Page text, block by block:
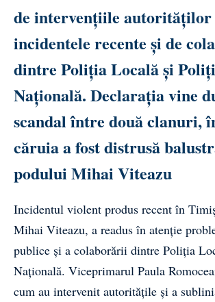
de intervențiile
incidentele recente și de
dintre Poliția Locală și
Națională. Declarația vine
scandal între două clanuri,
căruia a fost distrusă
podului Mihai Viteazu
Incidentul violent produs recent în
Mihai Viteazu, a readus în atenție
publice și a colaborării dintre Poliția
Națională. Viceprimarul Paula
cum au intervenit autoritățile și a